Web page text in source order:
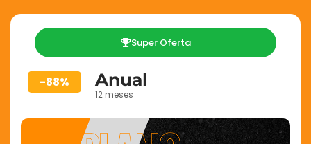
Super Oferta
-88% Anual
12 meses